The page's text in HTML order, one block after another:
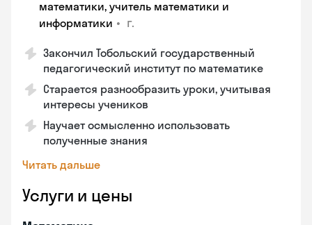
математики, учитель математики и
информатики • г.
Закончил Тобольский государственный
педагогический институт по математике
Старается разнообразить уроки, учитывая
интересы учеников
Научает осмысленно использовать
полученные знания
Читать дальше
Услуги и цены